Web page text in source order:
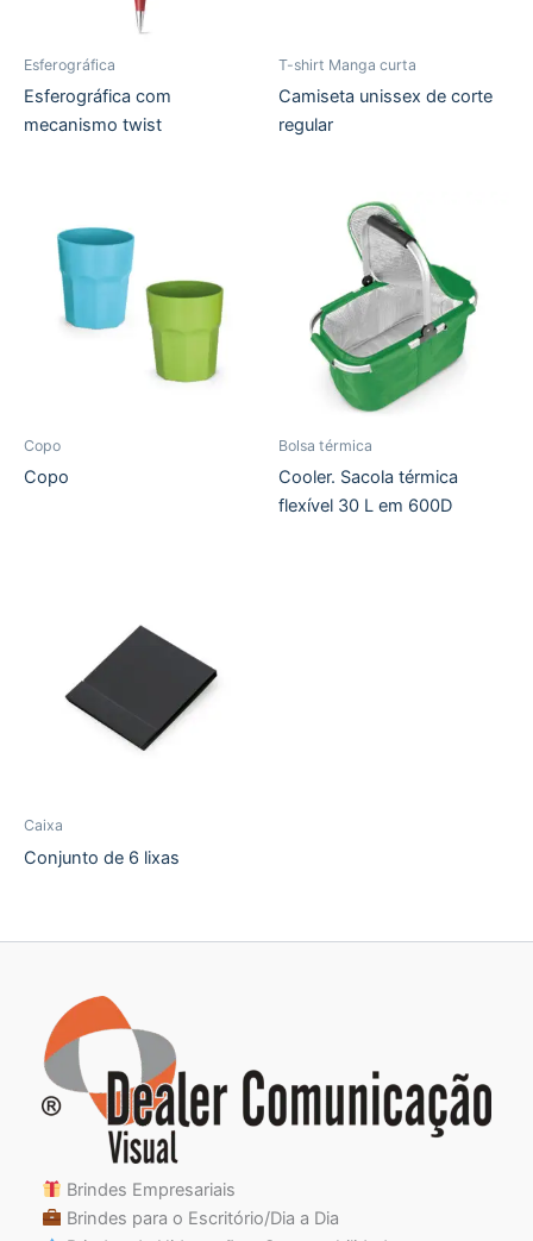
Esferográfica
Esferográfica com
mecanismo twist
T-shirt Manga curta
Camiseta unissex de corte
regular
Copo
Copo
Bolsa térmica
Cooler. Sacola térmica
flexível 30 L em 600D
Caixa
Conjunto de 6 lixas
Brindes Empresariais
Brindes para o Escritório/Dia a Dia